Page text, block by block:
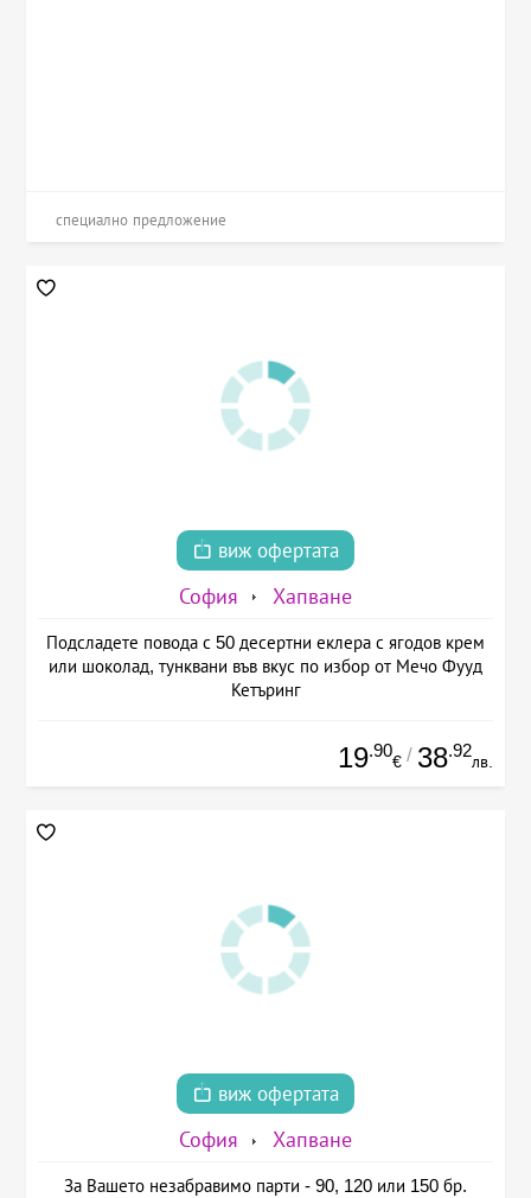
специално предложение
виж офертата
София Хапване
Подсладете повода с 50 десертни еклера с ягодов крем
или шоколад, тунквани във вкус по избор от Мечо Фууд
Кетъринг
19.90
€ / 38.92
лв.
виж офертата
София Хапване
За Вашето незабравимо парти - 90, 120 или 150 бр.